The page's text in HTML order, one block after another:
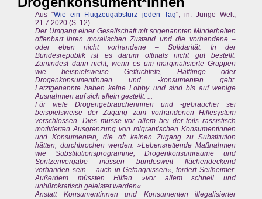
Aus "Wie ein Flugzeugabsturz jeden Tag", in: Junge Welt,
21.7.2020 (S. 12)
Der Umgang einer Gesellschaft mit sogenannten Minderheiten
offenbart ihren moralischen Zustand und die vorhandene –
oder eben nicht vorhandene – Solidarität. In der
Bundesrepublik ist es darum oftmals nicht gut bestellt.
Zumindest dann nicht, wenn es um marginalisierte Gruppen
wie beispielsweise Geflüchtete, Häftlinge oder
Drogenkonsumentinnen und -konsumenten geht.
Letztgenannte haben keine Lobby und sind bis auf wenige
Ausnahmen auf sich allein gestellt. ...
Für viele Drogengebraucherinnen und -gebraucher sei
beispielsweise der Zugang zum vorhandenen Hilfesystem
verschlossen. Dies müsse vor allem bei der teils rassistisch
motivierten Ausgrenzung von migrantischen Konsumentinnen
und Konsumenten, die oft keinen Zugang zu Substitution
hätten, durchbrochen werden. »Lebensrettende Maßnahmen
wie Substitutionsprogramme, Drogenkonsumräume und
Spritzenvergabe müssen bundesweit flächendeckend
vorhanden sein – auch in Gefängnissen«, fordert Seilheimer.
Außerdem müssten Hilfen »vor allem schnell und
unbürokratisch geleistet werden«. ...
Anstatt Konsumentinnen und Konsumenten illegalisierter